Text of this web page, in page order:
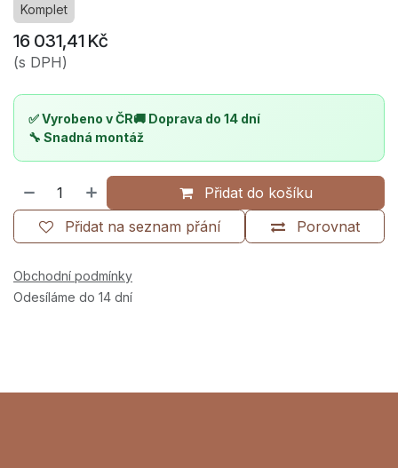
Komplet
16 031,41 Kč
(s DPH)
✅ Vyrobeno v ČR🚚 Doprava do 14 dní
🔧 Snadná montáž
Přidat do košíku
Porovnat
Přidat na seznam přání
Obchodní podmínky
Odesíláme do 14 dní